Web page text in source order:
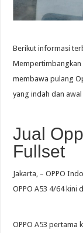
Berikut informasi
Mempertimbangkan
membawa pulang
yang indah dan
Jual
Fullset
Jakarta, – OPPO
OPPO A53 4/64 kini
OPPO A53 pertama